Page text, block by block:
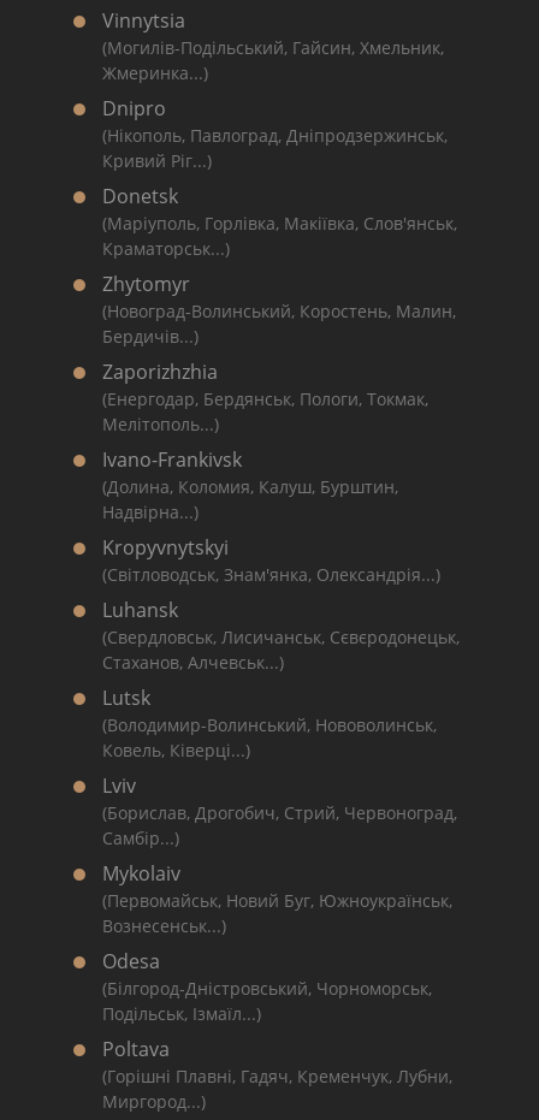
Vinnytsia
(Могилів-Подільський, Гайсин, Хмельник,
Жмеринка...)
Dnipro
(Нікополь, Павлоград, Дніпродзержинськ,
Кривий Ріг...)
Donetsk
(Маріуполь, Горлівка, Макіївка, Слов'янськ,
Краматорськ...)
Zhytomyr
(Новоград-Волинський, Коростень, Малин,
Бердичів...)
Zaporizhzhia
(Енергодар, Бердянськ, Пологи, Токмак,
Мелітополь...)
Ivano-Frankivsk
(Долина, Коломия, Калуш, Бурштин,
Надвірна...)
Kropyvnytskyi
(Світловодськ, Знам'янка, Олександрія...)
Luhansk
(Свердловськ, Лисичанськ, Сєвєродонецьк,
Стаханов, Алчевськ...)
Lutsk
(Володимир-Волинський, Нововолинськ,
Ковель, Ківерці...)
Lviv
(Борислав, Дрогобич, Стрий, Червоноград,
Самбір...)
Mykolaiv
(Первомайськ, Новий Буг, Южноукраїнськ,
Вознесенськ...)
Odesa
(Білгород-Дністровський, Чорноморськ,
Подільськ, Ізмаїл...)
Poltava
(Горішні Плавні, Гадяч, Кременчук, Лубни,
Миргород...)